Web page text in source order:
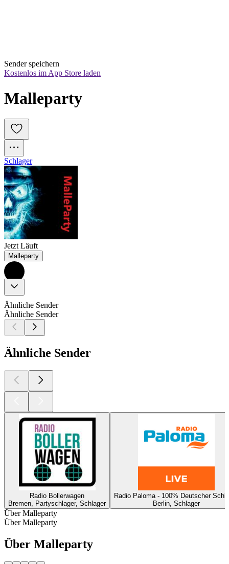
Sender speichern
Kostenlos im App Store laden
Malleparty
Schlager
Jetzt Läuft
Malleparty
Ähnliche Sender
Ähnliche Sender
Ähnliche Sender
Radio Bollerwagen
Bremen, Partyschlager, Schlager
Radio Paloma - 100% Deutscher
Berlin, Schlager
Über Malleparty
Über Malleparty
Über Malleparty